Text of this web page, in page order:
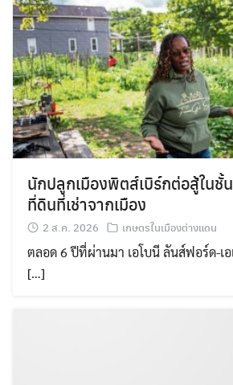
Search
for: Search
นักปลูกเมืองพิตส์เบิร์กต่อสู้ในชั้
ที่ดินที่เช่าจากเมือง
2 ส.ค. 2026 เกษตรในเมืองต่างแดน
ตลอด 6 ปีที่ผ่านมา เอโบนี ลันส์ฟอร์ด-เ
[…]